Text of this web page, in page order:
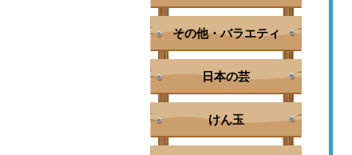
その他・バラエティ
日本の芸
けん玉